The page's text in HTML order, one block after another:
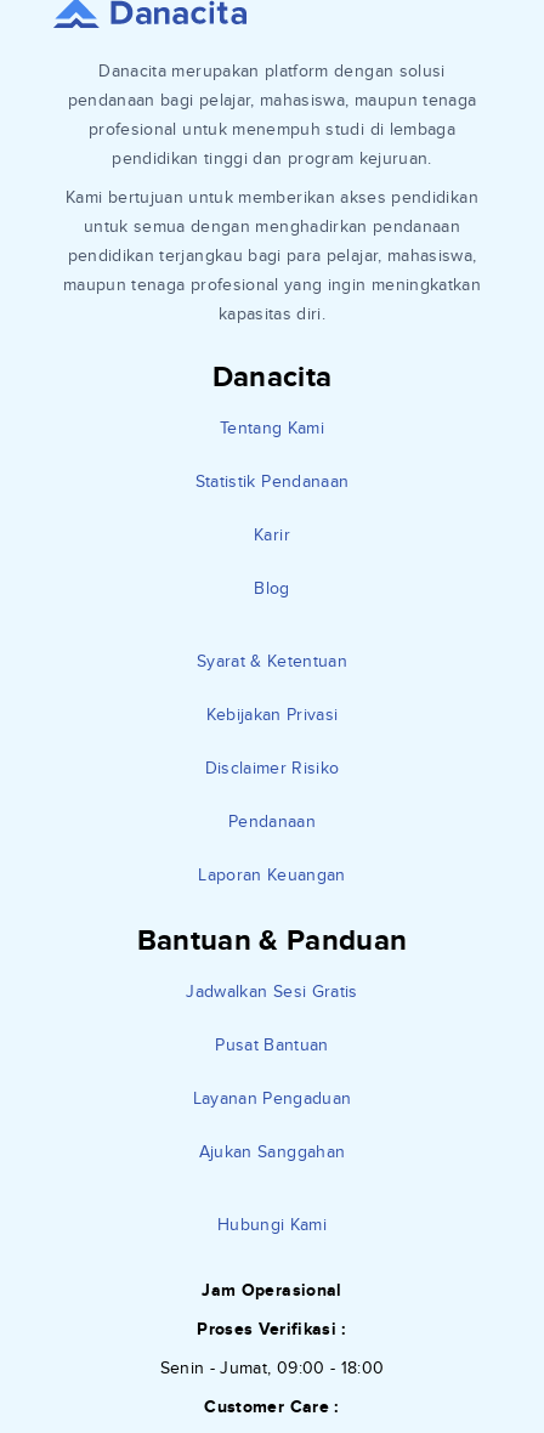
Danacita
Tentang Kami
Statistik Pendanaan
Karir
Blog
Syarat & Ketentuan
Kebijakan Privasi
Disclaimer Risiko
Pendanaan
Laporan Keuangan
Bantuan & Panduan
Jadwalkan Sesi Gratis
Pusat Bantuan
Layanan Pengaduan
Ajukan Sanggahan
Hubungi Kami
Jam Operasional
Proses Verifikasi :
Senin - Jumat, 09:00 - 18:00
Customer Care :
Danacita merupakan platform dengan solusi
pendanaan bagi pelajar, mahasiswa, maupun tenaga
profesional untuk menempuh studi di lembaga
pendidikan tinggi dan program kejuruan.
Kami bertujuan untuk memberikan akses pendidikan
untuk semua dengan menghadirkan pendanaan
pendidikan terjangkau bagi para pelajar, mahasiswa,
maupun tenaga profesional yang ingin meningkatkan
kapasitas diri.